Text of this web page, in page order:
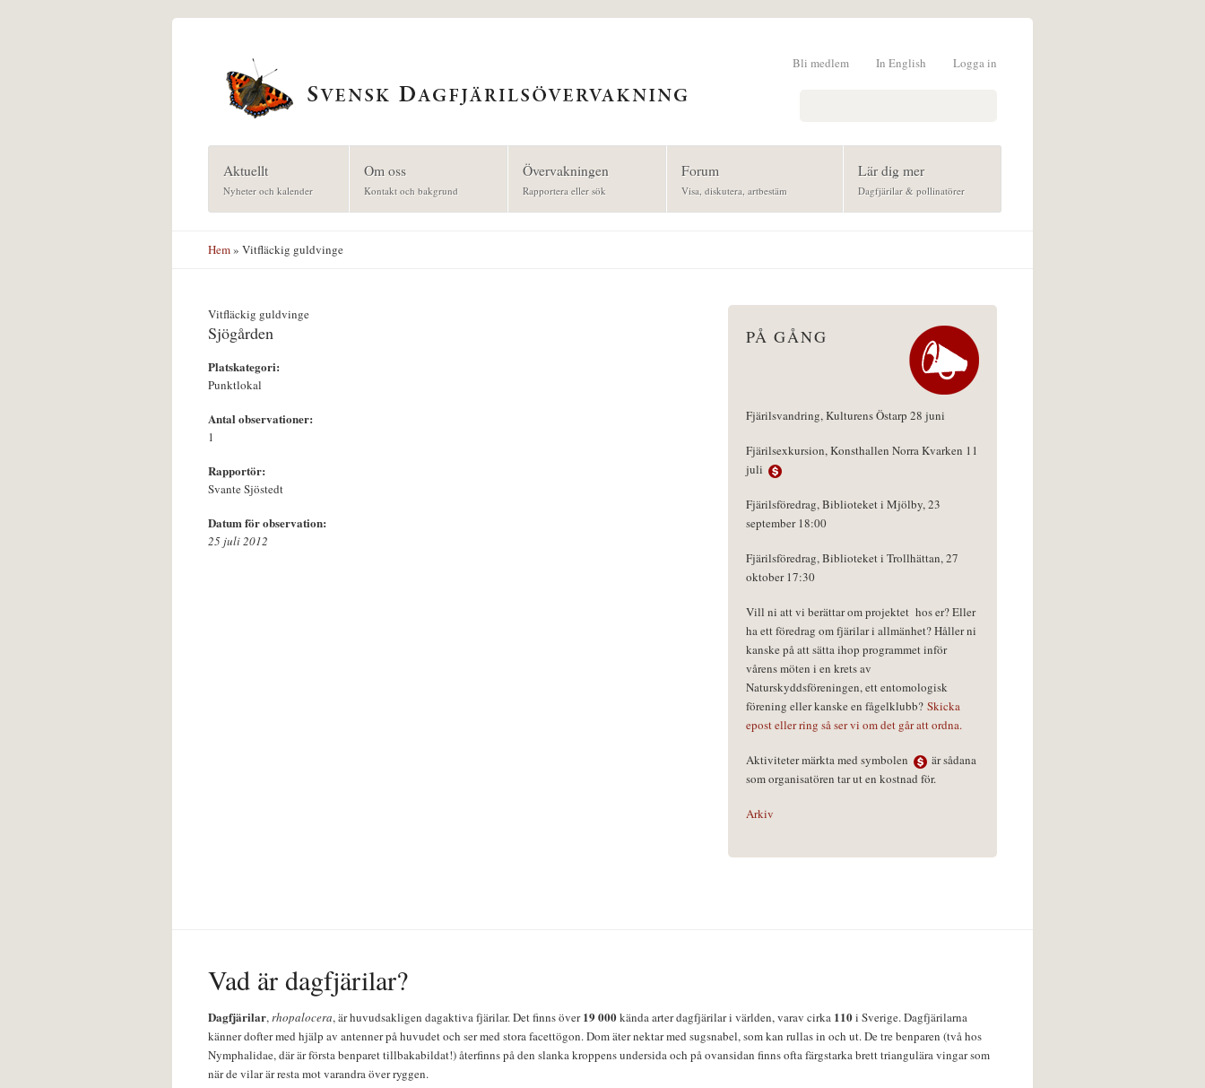
Logga in
In English
Bli medlem
Aktuellt
Nyheter och kalender
Om oss
Kontakt och bakgrund
Övervakningen
Rapportera eller sök
Forum
Visa, diskutera, artbestäm
Lär dig mer
Dagfjärilar & pollinatörer
Hem» Vitfläckig guldvinge
Vitfläckig guldvinge
Sjögården
Platskategori:
Punktlokal
Antal observationer:
1
Rapportör:
Svante Sjöstedt
Datum för observation:
25 juli 2012
PÅ GÅNG
Fjärilsvandring, Kulturens Östarp 28 juni
Fjärilsexkursion, Konsthallen Norra Kvarken 11
juli
Fjärilsföredrag, Biblioteket i Mjölby, 23
september 18:00
Fjärilsföredrag, Biblioteket i Trollhättan, 27
oktober 17:30
Vill ni att vi berättar om projektet hos er? Eller
ha ett föredrag om fjärilar i allmänhet? Håller ni
kanske på att sätta ihop programmet inför
vårens möten i en krets av
Naturskyddsföreningen, ett entomologisk
förening eller kanske en fågelklubb? Skicka
epost eller ring så ser vi om det går att ordna.
Aktiviteter märkta med symbolen
är sådana
som organisatören tar ut en kostnad för.
Arkiv
Vad är dagfjärilar?
Dagfjärilar,rhopalocera, är huvudsakligen dagaktiva fjärilar. Det finns över19 000kända arter dagfjärilar i världen, varav cirka 110i Sverige. Dagfjärilarna
känner dofter med hjälp av antenner på huvudet och ser med stora facettögon. Dom äter nektar med sugsnabel, som kan rullas in och ut. De tre benparen (två hos
Nymphalidae, där är första benparet tillbakabildat!) återfinns på den slanka kroppens undersida och på ovansidan finns ofta färgstarka brett triangulära vingar som
när de vilar är resta mot varandra över ryggen.